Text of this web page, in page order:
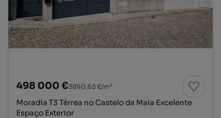
498 000 €3890,63 €/m²
Moradia T3 Térrea no Castelo da Maia Excelente
Espaço Exterior